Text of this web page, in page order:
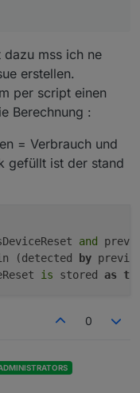
mss ich ne
erstellen.
per script einen
Berechnung :
= Verbrauch und
gefüllt ist der stand
and
(detected by
is stored as to
0